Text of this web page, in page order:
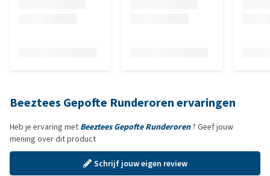
Beeztees Gepofte Runderoren ervaringen
Heb je ervaring met Beeztees Gepofte Runderoren? Geef jouw
mening over dit product
Schrijf jouw eigen review